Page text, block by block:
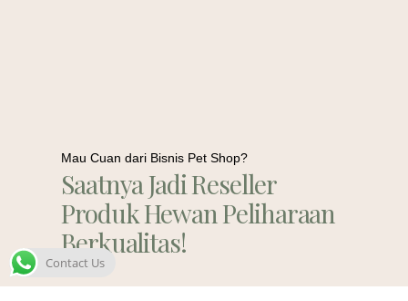
Mau Cuan dari Bisnis Pet Shop?
Saatnya Jadi Reseller
Produk Hewan Peliharaan
Berkualitas!
Contact Us